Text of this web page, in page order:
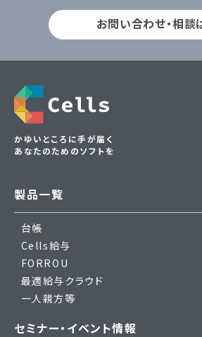
お問い合わせ・相談
かゆいところに手が届く
あなたのためのソフトを
製品一覧
台帳
Cells給与
FORROU
最適給与クラウド
一人親方等
セミナー・イベント情報